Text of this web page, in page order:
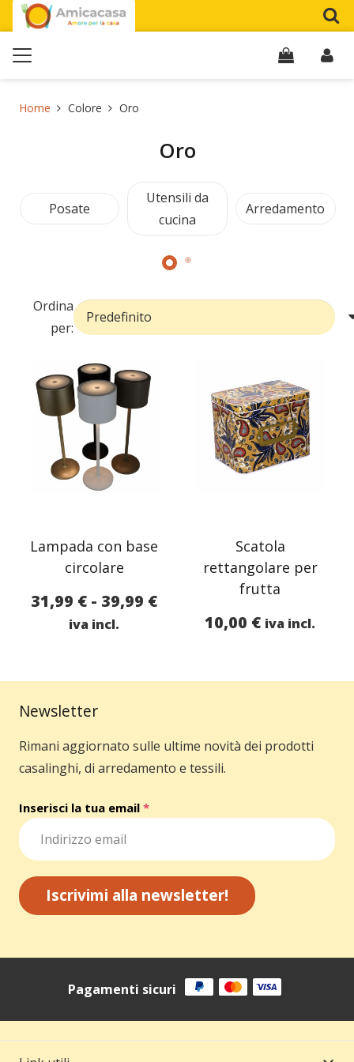
Home Colore Oro
Oro
Posate
Utensili da
cucina
Arredamento
Ordina
per:
Lampada con base
circolare
31,99 € - 39,99 €Fascia
31,99 €
iva incl.
Scatola
rettangolare per
frutta
10,00 € iva incl.
Newsletter
Rimani aggiornato sulle ultime novità dei prodotti
casalinghi, di arredamento e tessili.
Inserisci la tua email *
Iscrivimi alla newsletter!
Pagamenti sicuri